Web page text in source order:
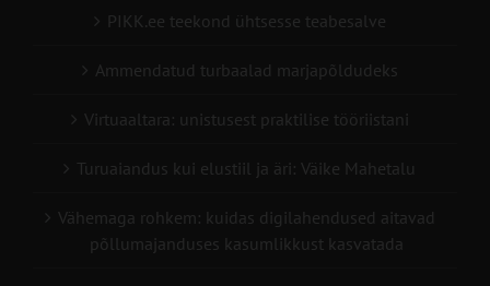
PIKK.ee teekond ühtsesse teabesalve
Ammendatud turbaalad marjapõldudeks
Virtuaaltara: unistusest praktilise tööriistani
Turuaiandus kui elustiil ja äri: Väike Mahetalu
Vähemaga rohkem: kuidas digilahendused aitavad
põllumajanduses kasumlikkust kasvatada